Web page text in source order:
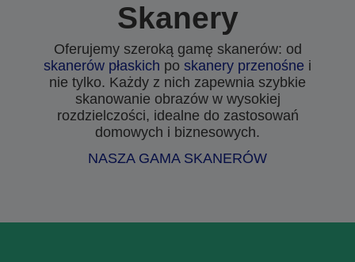
Skanery
Oferujemy szeroką gamę skanerów: od
skanerów płaskich po skanery przenośne i
nie tylko. Każdy z nich zapewnia szybkie
skanowanie obrazów w wysokiej
rozdzielczości, idealne do zastosowań
domowych i biznesowych.
NASZA GAMA SKANERÓW